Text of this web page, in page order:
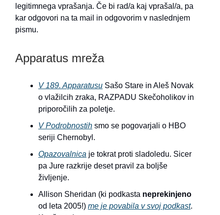
legitimnega vprašanja. Če bi rad/a kaj vprašal/a, pa
kar odgovori na ta mail in odgovorim v naslednjem
pismu.
Apparatus mreža
V 189. Apparatusu Sašo Stare in Aleš Novak
o vlažilcih zraka, RAZPADU Skečoholikov in
priporočilih za poletje.
V Podrobnostih smo se pogovarjali o HBO
seriji Chernobyl.
Opazovalnica je tokrat proti sladoledu. Sicer
pa Jure razkrije deset pravil za boljše
življenje.
Allison Sheridan (ki podkasta neprekinjeno
od leta 2005!) me je povabila v svoj podkast.